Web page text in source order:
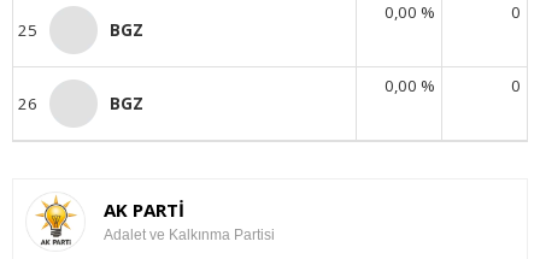
25 BGZ
0,00 % 0
26 BGZ
0,00 % 0
AK PARTİ
Adalet ve Kalkınma Partisi